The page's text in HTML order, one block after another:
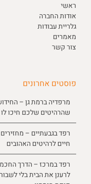
ראשי
אודות החברה
גלריית עבודות
מאמרים
צור קשר
פוסטים אחרונים
מרפדיה ברמת גן –
שהרהיטים שלכם חיכו לו
רפד בגבעתיים – מחזירים
חיים לרהיטים האהובים
רפד במרכז – הדרך
לרענן את הבית בלי לשבור